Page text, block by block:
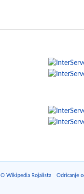
O Wikipedia Rojalista Odricanje